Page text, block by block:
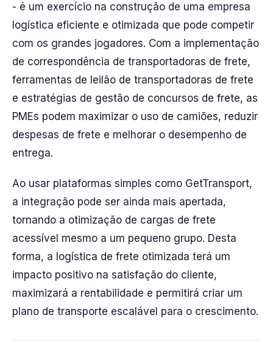
- é um exercício na construção de uma empresa
logística eficiente e otimizada que pode competir
com os grandes jogadores. Com a implementação
de correspondência de transportadoras de frete,
ferramentas de leilão de transportadoras de frete
e estratégias de gestão de concursos de frete, as
PMEs podem maximizar o uso de camiões, reduzir
despesas de frete e melhorar o desempenho de
entrega.
Ao usar plataformas simples como GetTransport,
a integração pode ser ainda mais apertada,
tornando a otimização de cargas de frete
acessível mesmo a um pequeno grupo. Desta
forma, a logística de frete otimizada terá um
impacto positivo na satisfação do cliente,
maximizará a rentabilidade e permitirá criar um
plano de transporte escalável para o crescimento.